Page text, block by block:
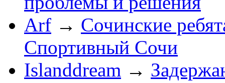
Arf → Сочинские
Спортивный Сочи
Islanddream →